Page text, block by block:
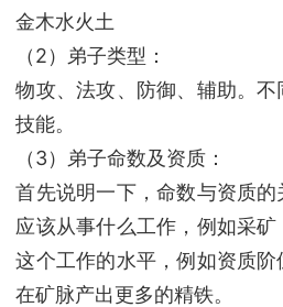
金木水火土
（2）弟子类型：
物攻、法攻、防御、辅助。
技能。
（3）弟子命数及资质：
首先说明一下，命数与资质
应该从事什么工作，例如采
这个工作的水平，例如资质
在矿脉产出更多的精铁。